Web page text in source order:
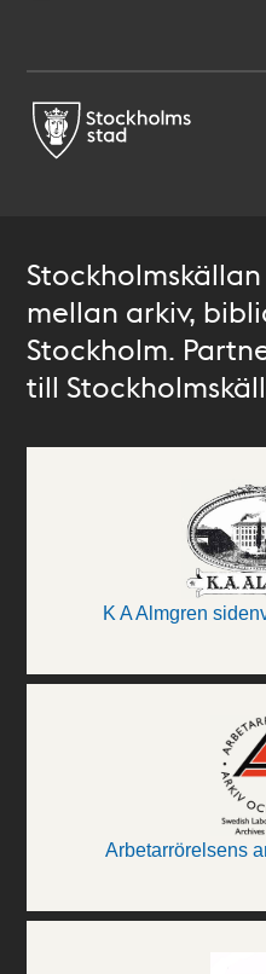
mellan arkiv,
Stockholm.
till
K A Almgren
Arbetarrörelsens